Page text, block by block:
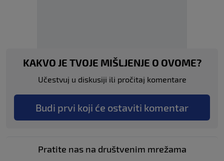
KAKVO JE TVOJE MIŠLJENJE O OVOME?
Učestvuj u diskusiji ili pročitaj komentare
Budi prvi koji će ostaviti komentar
Pratite nas na društvenim mrežama